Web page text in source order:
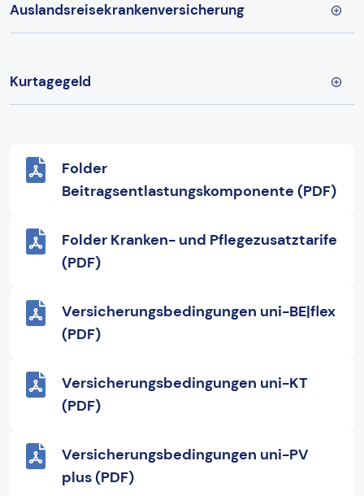
Auslandsreisekrankenversicherung
Kurtagegeld
Folder
Beitragsentlastungskomponente (PDF)
Folder Kranken- und Pflegezusatztarife
(PDF)
Versicherungsbedingungen uni-BE|flex
(PDF)
Versicherungsbedingungen uni-KT
(PDF)
Versicherungsbedingungen uni-PV
plus (PDF)